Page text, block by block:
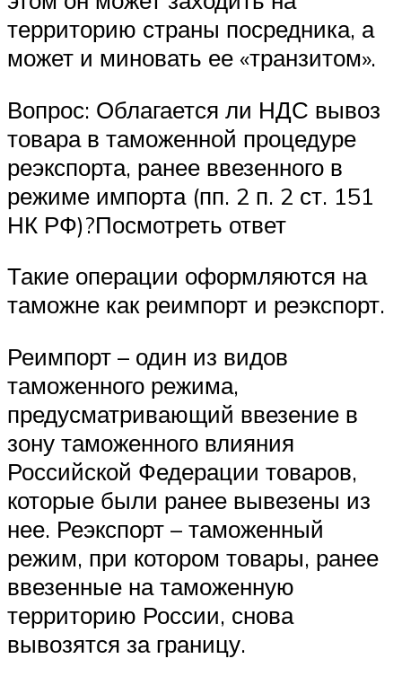
территорию страны посредника, а
может и миновать ее «транзитом».
Вопрос: Облагается ли НДС вывоз
товара в таможенной процедуре
реэкспорта, ранее ввезенного в
режиме импорта (пп. 2 п. 2 ст. 151
НК РФ)?Посмотреть ответ
Такие операции оформляются на
таможне как реимпорт и реэкспорт.
Реимпорт – один из видов
таможенного режима,
предусматривающий ввезение в
зону таможенного влияния
Российской Федерации товаров,
которые были ранее вывезены из
нее. Реэкспорт – таможенный
режим, при котором товары, ранее
ввезенные на таможенную
территорию России, снова
вывозятся за границу.